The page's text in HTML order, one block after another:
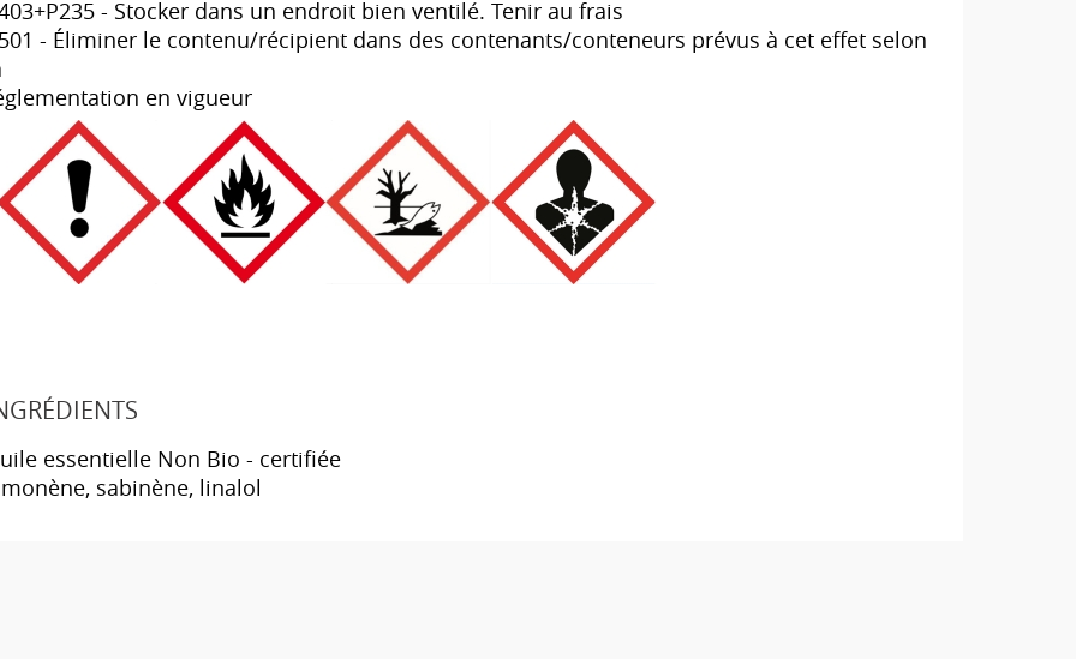
- Stocker dans un endroit bien ventilé. Tenir au frais
- Éliminer le contenu/récipient dans des contenants/conteneurs prévus à cet effet selon
en vigueur
essentielle Non Bio - certifiée
sabinène, linalol